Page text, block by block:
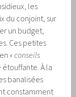
les
du conjoint, sur
un budget,
Ces petites
« conseils
étouffante. À la
banalisées
constamment